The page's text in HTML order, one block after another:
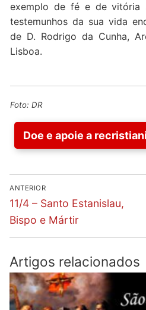
exemplo de fé e de vitória
testemunhos da sua vida
de D. Rodrigo da Cunha,
Lisboa.
Foto: DR
Doe e apoie a
Navegação
de
artigos
ANTERIOR
Previous
post:
11/4 – Santo Estanislau,
Bispo e Mártir
Artigos relacionados